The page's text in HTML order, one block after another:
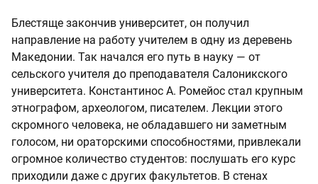
Блестяще закончив университет, он получил
направление на работу учителем в одну из деревень
Македонии. Так начался его путь в науку — от
сельского учителя до преподавателя Салоникского
университета. Константинос А. Ромейос стал крупным
этнографом, археологом, писателем. Лекции этого
скромного человека, не обладавшего ни заметным
голосом, ни ораторскими способностями, привлекали
огромное количество студентов: послушать его курс
приходили даже с других факультетов. В стенах